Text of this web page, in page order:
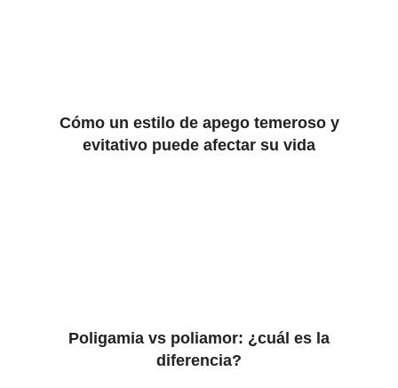
Cómo un estilo de apego temeroso y
evitativo puede afectar su vida
Poligamia vs poliamor: ¿cuál es la
diferencia?